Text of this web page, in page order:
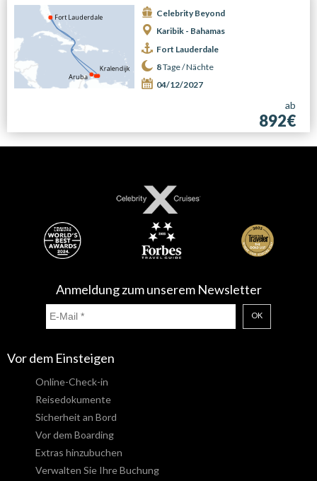
Celebrity Beyond
Karibik - Bahamas
Fort Lauderdale
8Tage /Nächte
04/12/2027
ab
892€
Anmeldung zum unserem Newsletter
OK
Vor dem Einsteigen
Online-Check-in
Reisedokumente
Sicherheit an Bord
Vor dem Boarding
Extras hinzubuchen
Verwalten Sie Ihre Buchung